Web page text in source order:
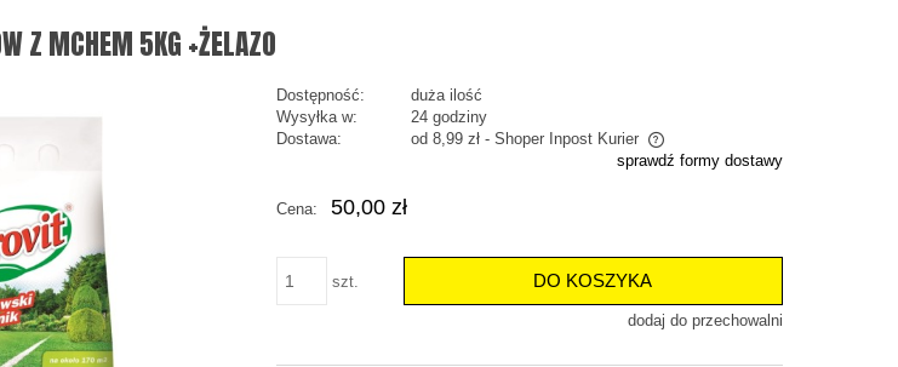
Z MCHEM 5KG +ŻELAZO
Dostępność:
duża ilość
Wysyłka w:
24 godziny
Dostawa:
od 8,99 zł - Shoper Inpost Kurier
płatności
sprawdź formy dostawy
Cena: 50,00 zł
szt. DO KOSZYKA
dodaj do przechowalni